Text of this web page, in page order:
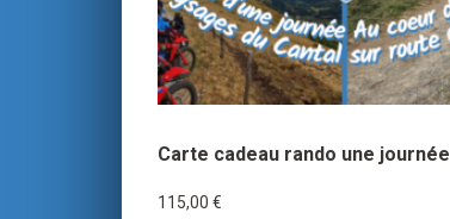
Carte cadeau rando une journée
115,00 €